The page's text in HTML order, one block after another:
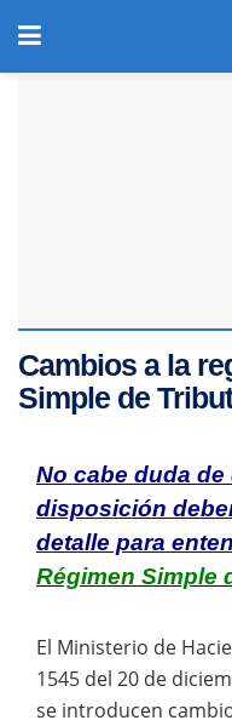
Cambios a la
Simple de
No cabe duda
disposición
detalle para
Régimen Simple
El Ministerio de
1545 del 20 de
se introducen